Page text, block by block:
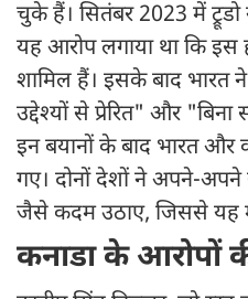
चुके हैं। सितंबर 2023 में
यह आरोप लगाया था कि इस
शामिल हैं। इसके बाद भारत
उद्देश्यों से प्रेरित" और
इन बयानों के बाद भारत और
गए। दोनों देशों ने अपने-अपने
जैसे कदम उठाए, जिससे यह
कनाडा के आरोपों